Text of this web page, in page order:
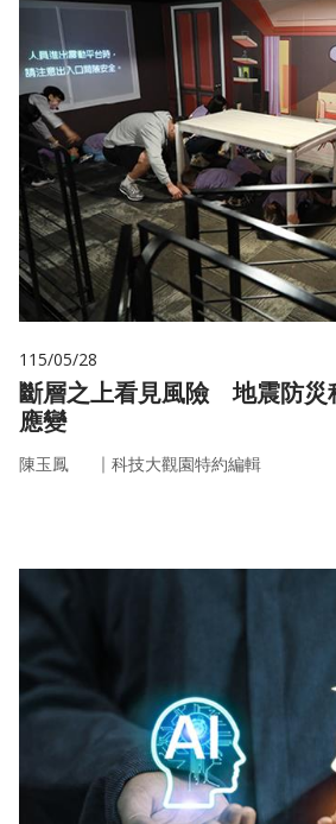
115/05/28
斷層之上看見風險 地震防災
應變
陳玉鳳 ｜ 科技大觀園特約編輯